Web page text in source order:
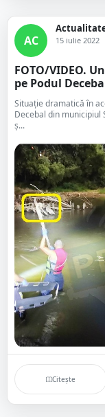
AC 15 iulie 2022
FOTO/VIDEO.
pe Podul
Situație dramatică în
Decebal din municipiul
ș...
Citește